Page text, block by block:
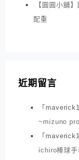
【圓圓小舖
配重
近期留言
「
~mizuno pro
「
ichiro棒球